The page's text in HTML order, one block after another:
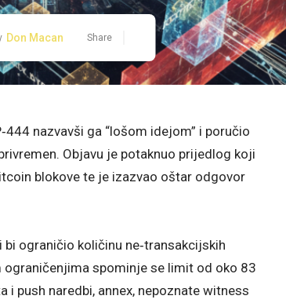
Don Macan Share
nazvavši ga “lošom idejom” i poručio
Objavu je potaknuo prijedlog koji
blokove te je izazvao oštar odgovor
ograničio količinu ne‑transakcijskih
ograničenjima spominje se limit od oko 83
i push naredbi, annex, nepoznate witness